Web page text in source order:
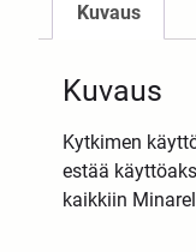
Kuvaus
Kuvaus
Kytkimen
estää
kaikkiin